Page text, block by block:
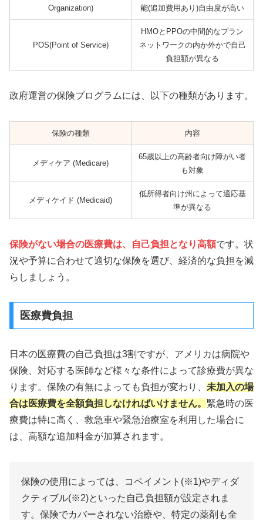
Organization)
能(追加費用あり)自由度が高い
POS(Point of Service)
HMOとPPOの中間的なプラン
ネットワークの内か外かで自己
負担額が異なる
政府運営の保険プログラムには、以下の種類があります。
保険の種類 内容
メディケア (Medicare)
65歳以上の高齢者向け障がい者
も対象
メディケイド (Medicaid)
低所得者向け州によって適応基
準が異なる
保険がない場合の医療費は、自己負担となり高額です。状
況や予算に合わせて適切な保険を選び、経済的な負担を減
らしましょう。
医療費負担
日本の医療費の自己負担は3割ですが、アメリカは病院や
保険、対応する医師など様々な条件によって診療費が異な
ります。保険の有無によっても負担が変わり、 未加入の場
合は医療費を全額負担しなければいけません。 緊急時の医
療費は特に高く、救急車や緊急治療室を利用した場合に
は、高額な追加料金が加算されます。
保険の使用によっては、コペイメント(※1)やディダ
クティブル(※2)といった自己負担額が設定されま
す。保険でカバーされない治療や、特定の薬剤も全